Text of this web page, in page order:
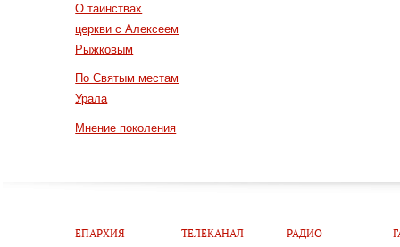
О таинствах
церкви с Алексеем
Рыжковым
По Святым местам
Урала
Мнение поколения
ЕПАРХИЯ
ТЕЛЕКАНАЛ
РАДИО